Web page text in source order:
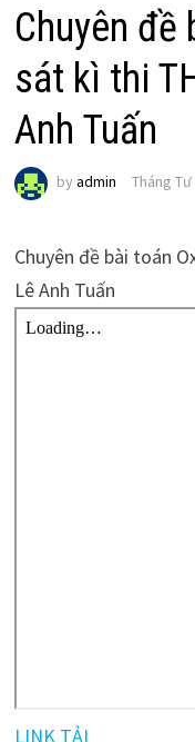
Chuyên đề
sát kì thi
Anh Tuấn
by admin Tháng Tư
Chuyên đề bài toán
Lê Anh Tuấn
LINK TẢI